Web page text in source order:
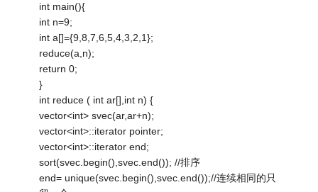
int main(){
int n=9;
int a[]={9,8,7,6,5,4,3,2,1};
reduce(a,n);
return 0;
}
int reduce ( int ar[],int n) {
vector<int> svec(ar,ar+n);
vector<int>::iterator pointer;
vector<int>::iterator end;
sort(svec.begin(),svec.end()); //排序
end= unique(svec.begin(),svec.end());//连续相同的只